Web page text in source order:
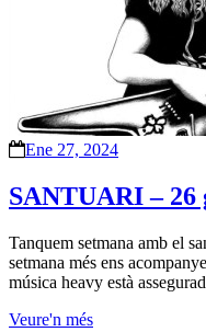
Ene 27, 2024
SANTUARI – 26
Tanquem setmana amb el
setmana més ens
música heavy està
Veure'n més